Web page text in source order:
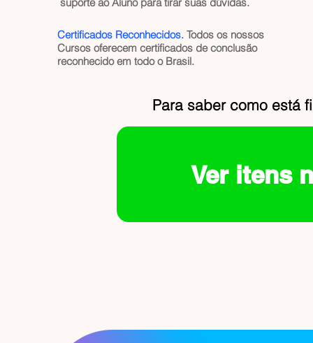
Certificados Reconhecidos. Todos os nossos
Cursos oferecem certificados de conclusão
reconhecido em todo o Brasil.
Para saber como está
Ver itens